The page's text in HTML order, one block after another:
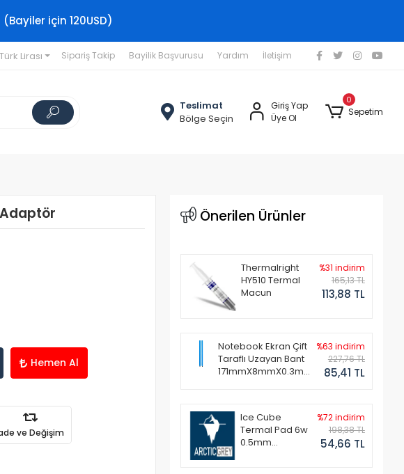
için 120USD)
Lirası Sipariş Takip Bayilik Başvurusu Yardım İletişim
Teslimat
Bölge Seçin
Giriş Yap
Üye Ol
0
Sepetim
Hemen Al
ve Değişim
Önerilen Ürünler
Thermalright
HY510 Termal
Macun
%31 indirim
165,13 TL
113,88 TL
Notebook Ekran Çift
Taraflı Uzayan Bant
171mmX8mmX0.3mm
%63 indirim
227,76 TL
85,41 TL
Ice Cube
Termal Pad 6w
0.5mm
%72 indirim
198,38 TL
54,66 TL